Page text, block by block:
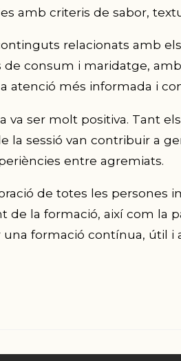
amb criteris de sabor,
relacionats amb
consum i maridatge,
atenció més informada i
va ser molt positiva. Tant
la sessió van contribuir a
entre agremiats.
de totes les persones
de la formació, així com la
formació contínua, útil i